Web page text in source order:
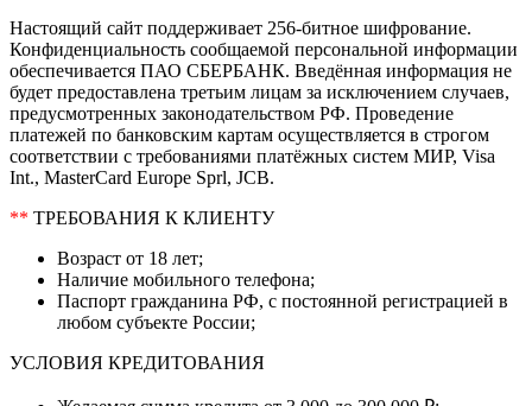
Настоящий сайт поддерживает 256-битное шифрование.
Конфиденциальность сообщаемой персональной информации
обеспечивается ПАО СБЕРБАНК. Введённая информация не
будет предоставлена третьим лицам за исключением случаев,
предусмотренных законодательством РФ. Проведение
платежей по банковским картам осуществляется в строгом
соответствии с требованиями платёжных систем МИР, Visa
Int., MasterCard Europe Sprl, JCB.
** ТРЕБОВАНИЯ К КЛИЕНТУ
Возраст от 18 лет;
Наличие мобильного телефона;
Паспорт гражданина РФ, с постоянной регистрацией в
любом субъекте России;
УСЛОВИЯ КРЕДИТОВАНИЯ